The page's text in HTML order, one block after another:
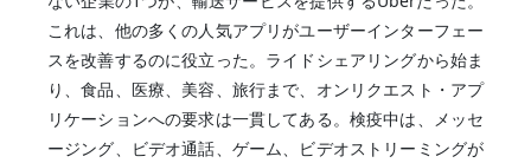
これは、他の多くの人気アプリがユーザーインターフェー
スを改善するのに役立った。ライドシェアリングから始ま
り、食品、医療、美容、旅行まで、オンリクエスト・アプ
リケーションへの要求は一貫してある。検疫中は、メッセ
ージング、ビデオ通話、ゲーム、ビデオストリーミングが